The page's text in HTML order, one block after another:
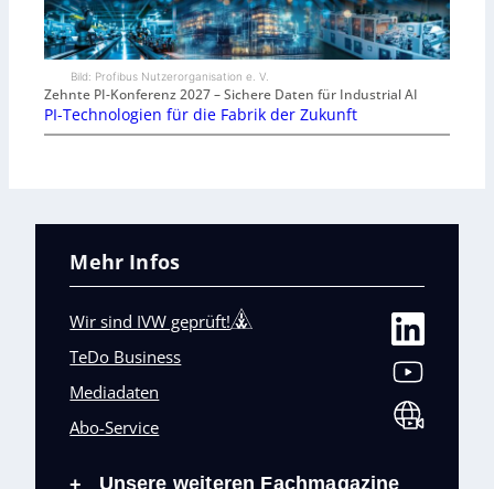
Bild: Profibus Nutzerorganisation e. V.
Zehnte PI-Konferenz 2027 – Sichere Daten für Industrial AI
PI-Technologien für die Fabrik der Zukunft
Mehr Infos
Wir sind IVW geprüft!
TeDo Business
Mediadaten
Abo-Service
+ Unsere weiteren Fachmagazine